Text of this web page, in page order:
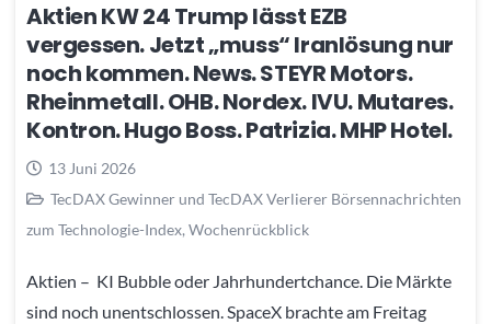
Aktien KW 24 Trump lässt EZB
vergessen. Jetzt „muss“ Iranlösung nur
noch kommen. News. STEYR Motors.
Rheinmetall. OHB. Nordex. IVU. Mutares.
Kontron. Hugo Boss. Patrizia. MHP Hotel.
13 Juni 2026
TecDAX Gewinner und TecDAX Verlierer Börsennachrichten
zum Technologie-Index, Wochenrückblick
Aktien – KI Bubble oder Jahrhundertchance. Die Märkte
sind noch unentschlossen. SpaceX brachte am Freitag